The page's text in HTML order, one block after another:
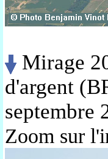
Mirage
d'argent
septembre
Zoom sur